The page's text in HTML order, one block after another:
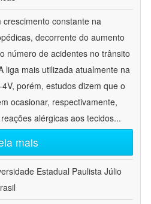
crescimento constante na
decorrente do aumento
número de acidentes no trânsito
liga mais utilizada atualmente na
porém, estudos dizem que o
ocasionar, respectivamente,
alérgicas aos tecidos...
mais
Estadual Paulista Júlio